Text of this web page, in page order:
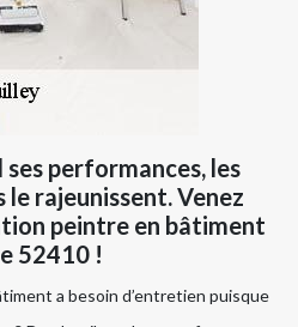
performances, les
rajeunissent. Venez
peintre en bâtiment
52410 !
a besoin d’entretien puisque